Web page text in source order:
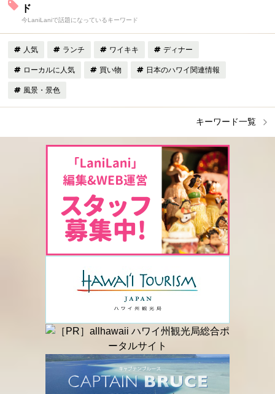
ド
今LaniLaniで話題になっているキーワード
人気 ランチ ワイキキ ディナー
ローカルに人気 買い物 日本のハワイ関連情報
風景・景色
キーワード一覧